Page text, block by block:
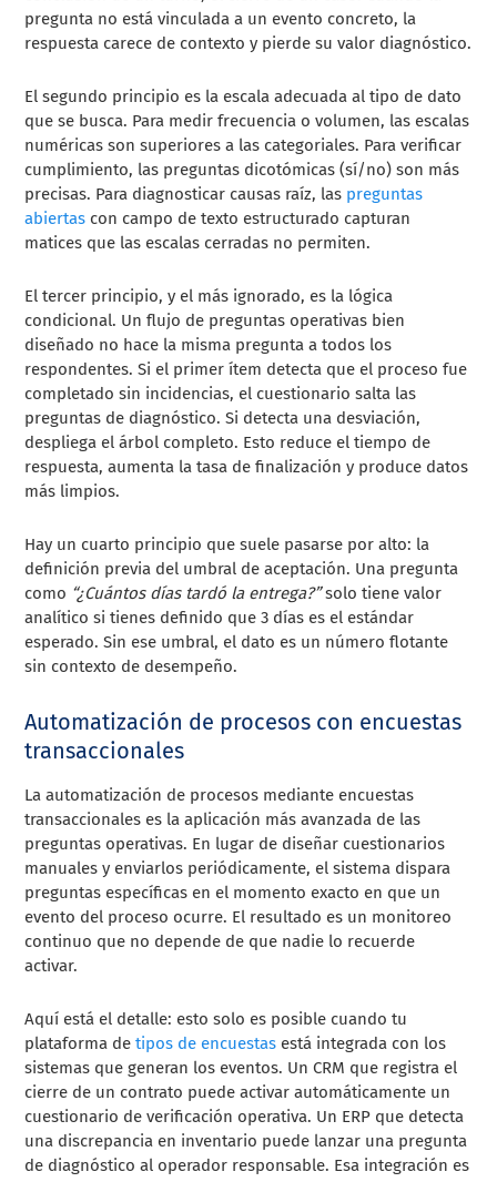
pregunta no está vinculada a un evento concreto, la
respuesta carece de contexto y pierde su valor diagnóstico.
El segundo principio es la escala adecuada al tipo de dato
que se busca. Para medir frecuencia o volumen, las escalas
numéricas son superiores a las categoriales. Para verificar
cumplimiento, las preguntas dicotómicas (sí/no) son más
precisas. Para diagnosticar causas raíz, las preguntas
abiertas con campo de texto estructurado capturan
matices que las escalas cerradas no permiten.
El tercer principio, y el más ignorado, es la lógica
condicional. Un flujo de preguntas operativas bien
diseñado no hace la misma pregunta a todos los
respondentes. Si el primer ítem detecta que el proceso fue
completado sin incidencias, el cuestionario salta las
preguntas de diagnóstico. Si detecta una desviación,
despliega el árbol completo. Esto reduce el tiempo de
respuesta, aumenta la tasa de finalización y produce datos
más limpios.
Hay un cuarto principio que suele pasarse por alto: la
definición previa del umbral de aceptación. Una pregunta
como “¿Cuántos días tardó la entrega?”solo tiene valor
analítico si tienes definido que 3 días es el estándar
esperado. Sin ese umbral, el dato es un número flotante
sin contexto de desempeño.
Automatización de procesos con encuestas
transaccionales
La automatización de procesos mediante encuestas
transaccionales es la aplicación más avanzada de las
preguntas operativas. En lugar de diseñar cuestionarios
manuales y enviarlos periódicamente, el sistema dispara
preguntas específicas en el momento exacto en que un
evento del proceso ocurre. El resultado es un monitoreo
continuo que no depende de que nadie lo recuerde
activar.
Aquí está el detalle: esto solo es posible cuando tu
plataforma detipos de encuestas está integrada con los
sistemas que generan los eventos. Un CRM que registra el
cierre de un contrato puede activar automáticamente un
cuestionario de verificación operativa. Un ERP que detecta
una discrepancia en inventario puede lanzar una pregunta
de diagnóstico al operador responsable. Esa integración es